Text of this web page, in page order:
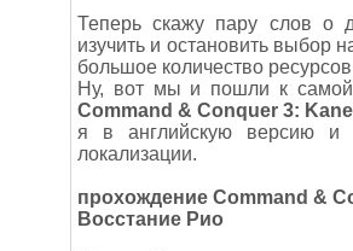
Теперь скажу пару слов о
изучить и остановить выбор
большое количество
Ну, вот мы и пошли к самой
Command & Conquer 3:
я в английскую версию и
локализации.
прохождение Command &
Восстание Рио